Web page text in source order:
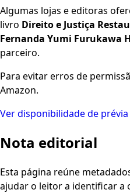
Algumas lojas e editoras
livro Direito e Justiça
Fernanda Yumi Furukawa
parceiro.
Para evitar erros de
Amazon.
Ver disponibilidade de
Nota editorial
Esta página reúne
ajudar o leitor a identificar a